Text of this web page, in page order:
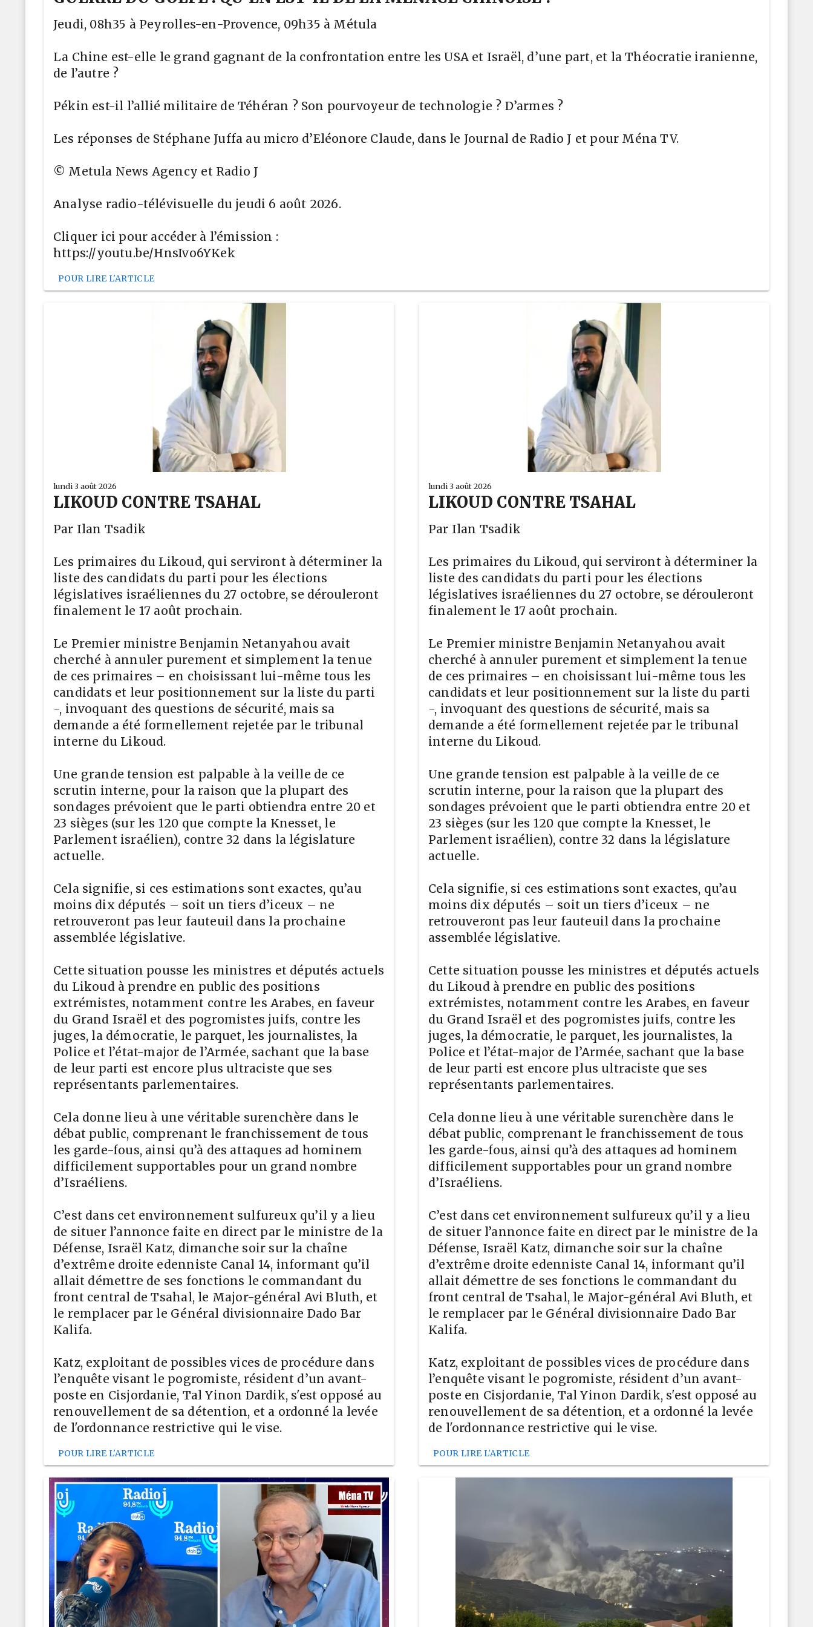
Jeudi, 08h35 à Peyrolles-en-Provence, 09h35 à Métula
La Chine est-elle le grand gagnant de la confrontation entre les USA et Israël, d’une part, et la Théocratie iranienne,
de l’autre ?
Pékin est-il l’allié militaire de Téhéran ? Son pourvoyeur de technologie ? D’armes ?
Les réponses de Stéphane Juffa au micro d’Eléonore Claude, dans le Journal de Radio J et pour Ména TV.
© Metula News Agency et Radio J
Analyse radio-télévisuelle du jeudi 6 août 2026.
Cliquer ici pour accéder à l’émission :
https://youtu.be/HnsIvo6YKek
POUR LIRE L'ARTICLE
lundi 3 août 2026
LIKOUD CONTRE TSAHAL
Par Ilan Tsadik
Les primaires du Likoud, qui serviront à déterminer la
liste des candidats du parti pour les élections
législatives israéliennes du 27 octobre, se dérouleront
finalement le 17 août prochain.
Le Premier ministre Benjamin Netanyahou avait
cherché à annuler purement et simplement la tenue
de ces primaires – en choisissant lui-même tous les
candidats et leur positionnement sur la liste du parti
-, invoquant des questions de sécurité, mais sa
demande a été formellement rejetée par le tribunal
interne du Likoud.
Une grande tension est palpable à la veille de ce
scrutin interne, pour la raison que la plupart des
sondages prévoient que le parti obtiendra entre 20 et
23 sièges (sur les 120 que compte la Knesset, le
Parlement israélien), contre 32 dans la législature
actuelle.
Cela signifie, si ces estimations sont exactes, qu’au
moins dix députés – soit un tiers d’iceux – ne
retrouveront pas leur fauteuil dans la prochaine
assemblée législative.
Cette situation pousse les ministres et députés actuels
du Likoud à prendre en public des positions
extrémistes, notamment contre les Arabes, en faveur
du Grand Israël et des pogromistes juifs, contre les
juges, la démocratie, le parquet, les journalistes, la
Police et l’état-major de l’Armée, sachant que la base
de leur parti est encore plus ultraciste que ses
représentants parlementaires.
Cela donne lieu à une véritable surenchère dans le
débat public, comprenant le franchissement de tous
les garde-fous, ainsi qu’à des attaques ad hominem
difficilement supportables pour un grand nombre
d’Israéliens.
C’est dans cet environnement sulfureux qu’il y a lieu
de situer l’annonce faite en direct par le ministre de la
Défense, Israël Katz, dimanche soir sur la chaîne
d’extrême droite edenniste Canal 14, informant qu’il
allait démettre de ses fonctions le commandant du
front central de Tsahal, le Major-général Avi Bluth, et
le remplacer par le Général divisionnaire Dado Bar
Kalifa.
Katz, exploitant de possibles vices de procédure dans
l’enquête visant le pogromiste, résident d’un avant-
poste en Cisjordanie, Tal Yinon Dardik, s'est opposé au
renouvellement de sa détention, et a ordonné la levée
de l'ordonnance restrictive qui le vise.
POUR LIRE L'ARTICLE
lundi 3 août 2026
LIKOUD CONTRE TSAHAL
Par Ilan Tsadik
Les primaires du Likoud, qui serviront à déterminer la
liste des candidats du parti pour les élections
législatives israéliennes du 27 octobre, se dérouleront
finalement le 17 août prochain.
Le Premier ministre Benjamin Netanyahou avait
cherché à annuler purement et simplement la tenue
de ces primaires – en choisissant lui-même tous les
candidats et leur positionnement sur la liste du parti
-, invoquant des questions de sécurité, mais sa
demande a été formellement rejetée par le tribunal
interne du Likoud.
Une grande tension est palpable à la veille de ce
scrutin interne, pour la raison que la plupart des
sondages prévoient que le parti obtiendra entre 20 et
23 sièges (sur les 120 que compte la Knesset, le
Parlement israélien), contre 32 dans la législature
actuelle.
Cela signifie, si ces estimations sont exactes, qu’au
moins dix députés – soit un tiers d’iceux – ne
retrouveront pas leur fauteuil dans la prochaine
assemblée législative.
Cette situation pousse les ministres et députés actuels
du Likoud à prendre en public des positions
extrémistes, notamment contre les Arabes, en faveur
du Grand Israël et des pogromistes juifs, contre les
juges, la démocratie, le parquet, les journalistes, la
Police et l’état-major de l’Armée, sachant que la base
de leur parti est encore plus ultraciste que ses
représentants parlementaires.
Cela donne lieu à une véritable surenchère dans le
débat public, comprenant le franchissement de tous
les garde-fous, ainsi qu’à des attaques ad hominem
difficilement supportables pour un grand nombre
d’Israéliens.
C’est dans cet environnement sulfureux qu’il y a lieu
de situer l’annonce faite en direct par le ministre de la
Défense, Israël Katz, dimanche soir sur la chaîne
d’extrême droite edenniste Canal 14, informant qu’il
allait démettre de ses fonctions le commandant du
front central de Tsahal, le Major-général Avi Bluth, et
le remplacer par le Général divisionnaire Dado Bar
Kalifa.
Katz, exploitant de possibles vices de procédure dans
l’enquête visant le pogromiste, résident d’un avant-
poste en Cisjordanie, Tal Yinon Dardik, s'est opposé au
renouvellement de sa détention, et a ordonné la levée
de l'ordonnance restrictive qui le vise.
POUR LIRE L'ARTICLE